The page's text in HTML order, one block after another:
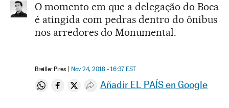
O momento em que a delegação do Boca
é atingida com pedras dentro do ônibus
nos arredores do Monumental.
Breiller Pires Nov 24, 2018 - 16:37 EST
Compartir en Whatsapp
Compartir en Facebook
Compartir en Twitter
Desplegar Redes Sociales
Añadir EL PAÍS en Google